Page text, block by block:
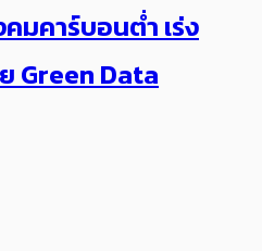
มคาร์บอนต่ำ เร่ง
Green Data